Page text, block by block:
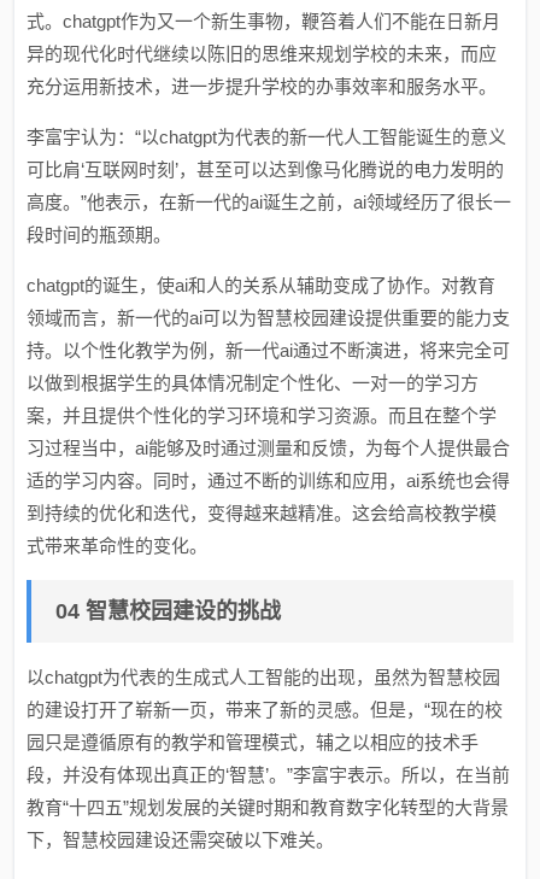
式。chatgpt作为又一个新生事物，鞭笞着人们不能在日新月
异的现代化时代继续以陈旧的思维来规划学校的未来，而应
充分运用新技术，进一步提升学校的办事效率和服务水平。
李富宇认为：“以chatgpt为代表的新一代人工智能诞生的意义
可比肩‘互联网时刻’，甚至可以达到像马化腾说的电力发明的
高度。”他表示，在新一代的ai诞生之前，ai领域经历了很长一
段时间的瓶颈期。
chatgpt的诞生，使ai和人的关系从辅助变成了协作。对教育
领域而言，新一代的ai可以为智慧校园建设提供重要的能力支
持。以个性化教学为例，新一代ai通过不断演进，将来完全可
以做到根据学生的具体情况制定个性化、一对一的学习方
案，并且提供个性化的学习环境和学习资源。而且在整个学
习过程当中，ai能够及时通过测量和反馈，为每个人提供最合
适的学习内容。同时，通过不断的训练和应用，ai系统也会得
到持续的优化和迭代，变得越来越精准。这会给高校教学模
式带来革命性的变化。
04 智慧校园建设的挑战
以chatgpt为代表的生成式人工智能的出现，虽然为智慧校园
的建设打开了崭新一页，带来了新的灵感。但是，“现在的校
园只是遵循原有的教学和管理模式，辅之以相应的技术手
段，并没有体现出真正的‘智慧’。”李富宇表示。所以，在当前
教育“十四五”规划发展的关键时期和教育数字化转型的大背景
下，智慧校园建设还需突破以下难关。